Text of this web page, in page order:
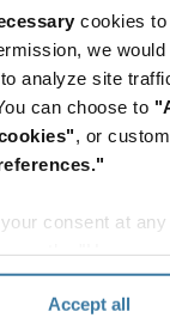
cookies
we
to analyze site
can choose to
, or
consent at
Policy.
Accept all
l'économie
- Chapitre 3
Livre blanc
Que Faire ?
Livre blanc
Solutions De